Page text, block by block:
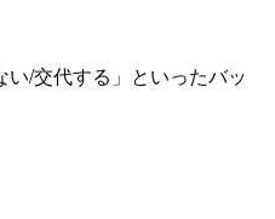
/交代する」といったバッ